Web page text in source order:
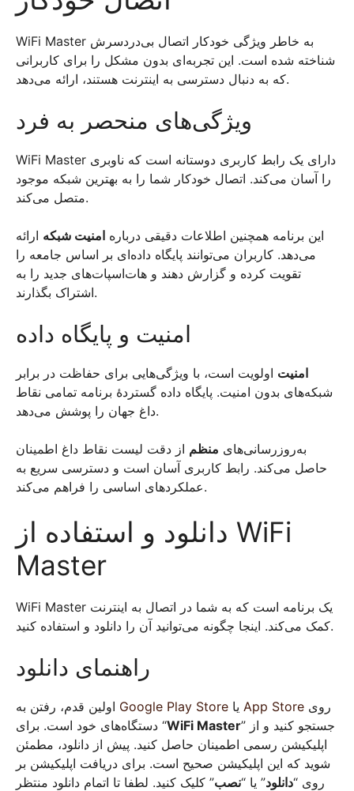
WiFi Master به خاطر ویژگی خودکار اتصال بی‌دردسرش
شناخته شده است. این تجربه‌ای بدون مشکل را برای کاربرانی
که به دنبال دسترسی به اینترنت هستند، ارائه می‌دهد.
ویژگی‌های منحصر به فرد
WiFi Master دارای یک رابط کاربری دوستانه است که ناوبری
را آسان می‌کند. اتصال خودکار شما را به بهترین شبکه موجود
متصل می‌کند.
این برنامه همچنین اطلاعات دقیقی درباره امنیت شبکه ارائه
می‌دهد. کاربران می‌توانند پایگاه داده‌ای بر اساس جامعه را
تقویت کرده و گزارش دهند و هات‌اسپات‌های جدید را به
اشتراک بگذارند.
امنیت و پایگاه داده
امنیت اولویت است، با ویژگی‌هایی برای حفاظت در برابر
شبکه‌های بدون امنیت. پایگاه داده گستردهٔ برنامه تمامی نقاط
داغ جهان را پوشش می‌دهد.
به‌روزرسانی‌های منظم از دقت لیست نقاط داغ اطمینان
حاصل می‌کند. رابط کاربری آسان است و دسترسی سریع به
عملکردهای اساسی را فراهم می‌کند.
دانلود و استفاده از WiFi
Master
WiFi Master یک برنامه است که به شما در اتصال به اینترنت
کمک می‌کند. اینجا چگونه می‌توانید آن را دانلود و استفاده کنید.
راهنمای دانلود
Google Play Store App Store
دستگاه‌های خود است. برای “WiFi Master” جستجو کنید و از
اپلیکیشن رسمی اطمینان حاصل کنید. پیش از دانلود، مطمئن
شوید که این اپلیکیشن صحیح است. برای دریافت اپلیکیشن بر
روی “دانلود” یا “نصب” کلیک کنید. لطفا تا اتمام دانلود منتظر